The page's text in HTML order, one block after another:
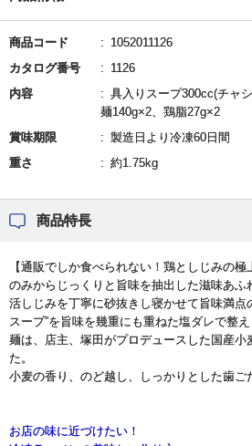
商品コード
1052011126
カタログ番号
1126
内容
具入りスープ300cc(チャ
麺140g×2、鶏脂27g×2
賞味期限
製造日より冷凍60日間
重さ
約1.75kg
商品特長
【通販でしか食べられない！鶏としじみの
のみからじっくりと旨味を抽出した滋味あふ
活しじみを丁寧に砂抜きし寝かせて旨味満点
スープ”を旨味を幾重にも重ねた塩ダレで整え
麺は、店主、塚田がプロデュースした国産小
た。
小麦の香り、のど越し、しっかりとした歯ご
お店の味に近づけたい！